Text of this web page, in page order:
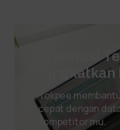
Investasi
Tokpee
cepat dengan
kompetitor mu.